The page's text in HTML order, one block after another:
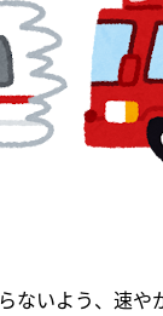
ないよう、速や